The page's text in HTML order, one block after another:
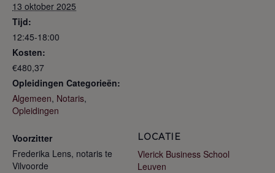
13 oktober 2025
Tijd:
12:45-18:00
Kosten:
€480,37
Opleidingen Categorieën:
Algemeen, Notaris,
Opleidingen
LOCATIE
Vlerick Business School
Leuven
Voorzitter
Frederika Lens, notaris te
Vilvoorde